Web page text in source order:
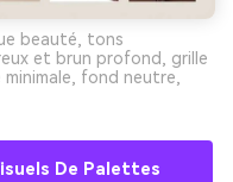
beauté, tons
et brun profond, grille
fond neutre,
De Palettes